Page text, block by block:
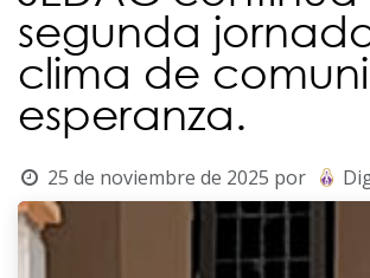
segunda
clima de
esperanza.
25 de noviembre de 2025 por